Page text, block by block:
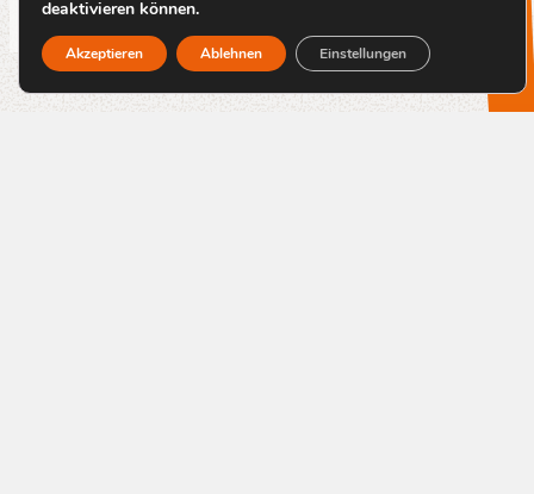
deaktivieren können.
Akzeptieren Ablehnen Einstellungen